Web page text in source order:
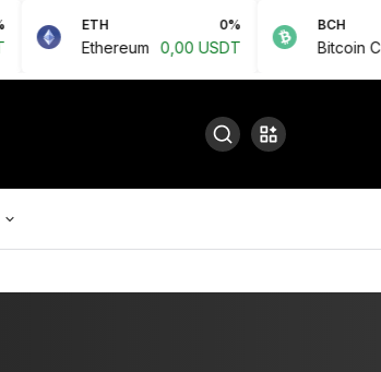
ETH
Ethereum 0,00 USDT
BCH
Bitcoin Cash